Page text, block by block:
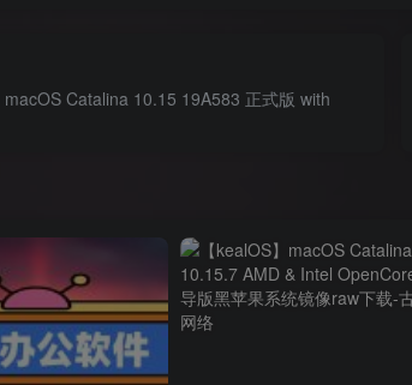
macOS Catalina 10.15 19A583 正式版 with